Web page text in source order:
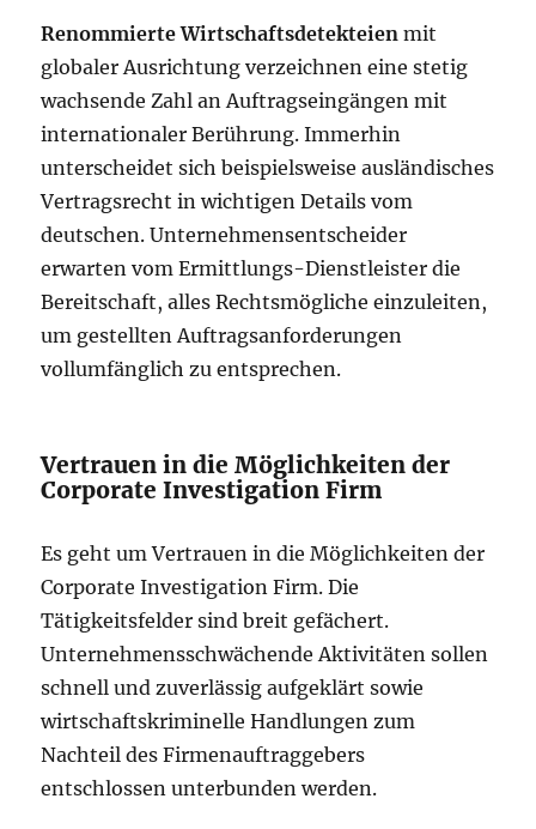
Renommierte Wirtschaftsdetekteien mit
globaler Ausrichtung verzeichnen eine stetig
wachsende Zahl an Auftragseingängen mit
internationaler Berührung. Immerhin
unterscheidet sich beispielsweise ausländisches
Vertragsrecht in wichtigen Details vom
deutschen. Unternehmensentscheider
erwarten vom Ermittlungs-Dienstleister die
Bereitschaft, alles Rechtsmögliche einzuleiten,
um gestellten Auftragsanforderungen
vollumfänglich zu entsprechen.
Vertrauen in die Möglichkeiten der
Corporate Investigation Firm
Es geht um Vertrauen in die Möglichkeiten der
Corporate Investigation Firm. Die
Tätigkeitsfelder sind breit gefächert.
Unternehmensschwächende Aktivitäten sollen
schnell und zuverlässig aufgeklärt sowie
wirtschaftskriminelle Handlungen zum
Nachteil des Firmenauftraggebers
entschlossen unterbunden werden.